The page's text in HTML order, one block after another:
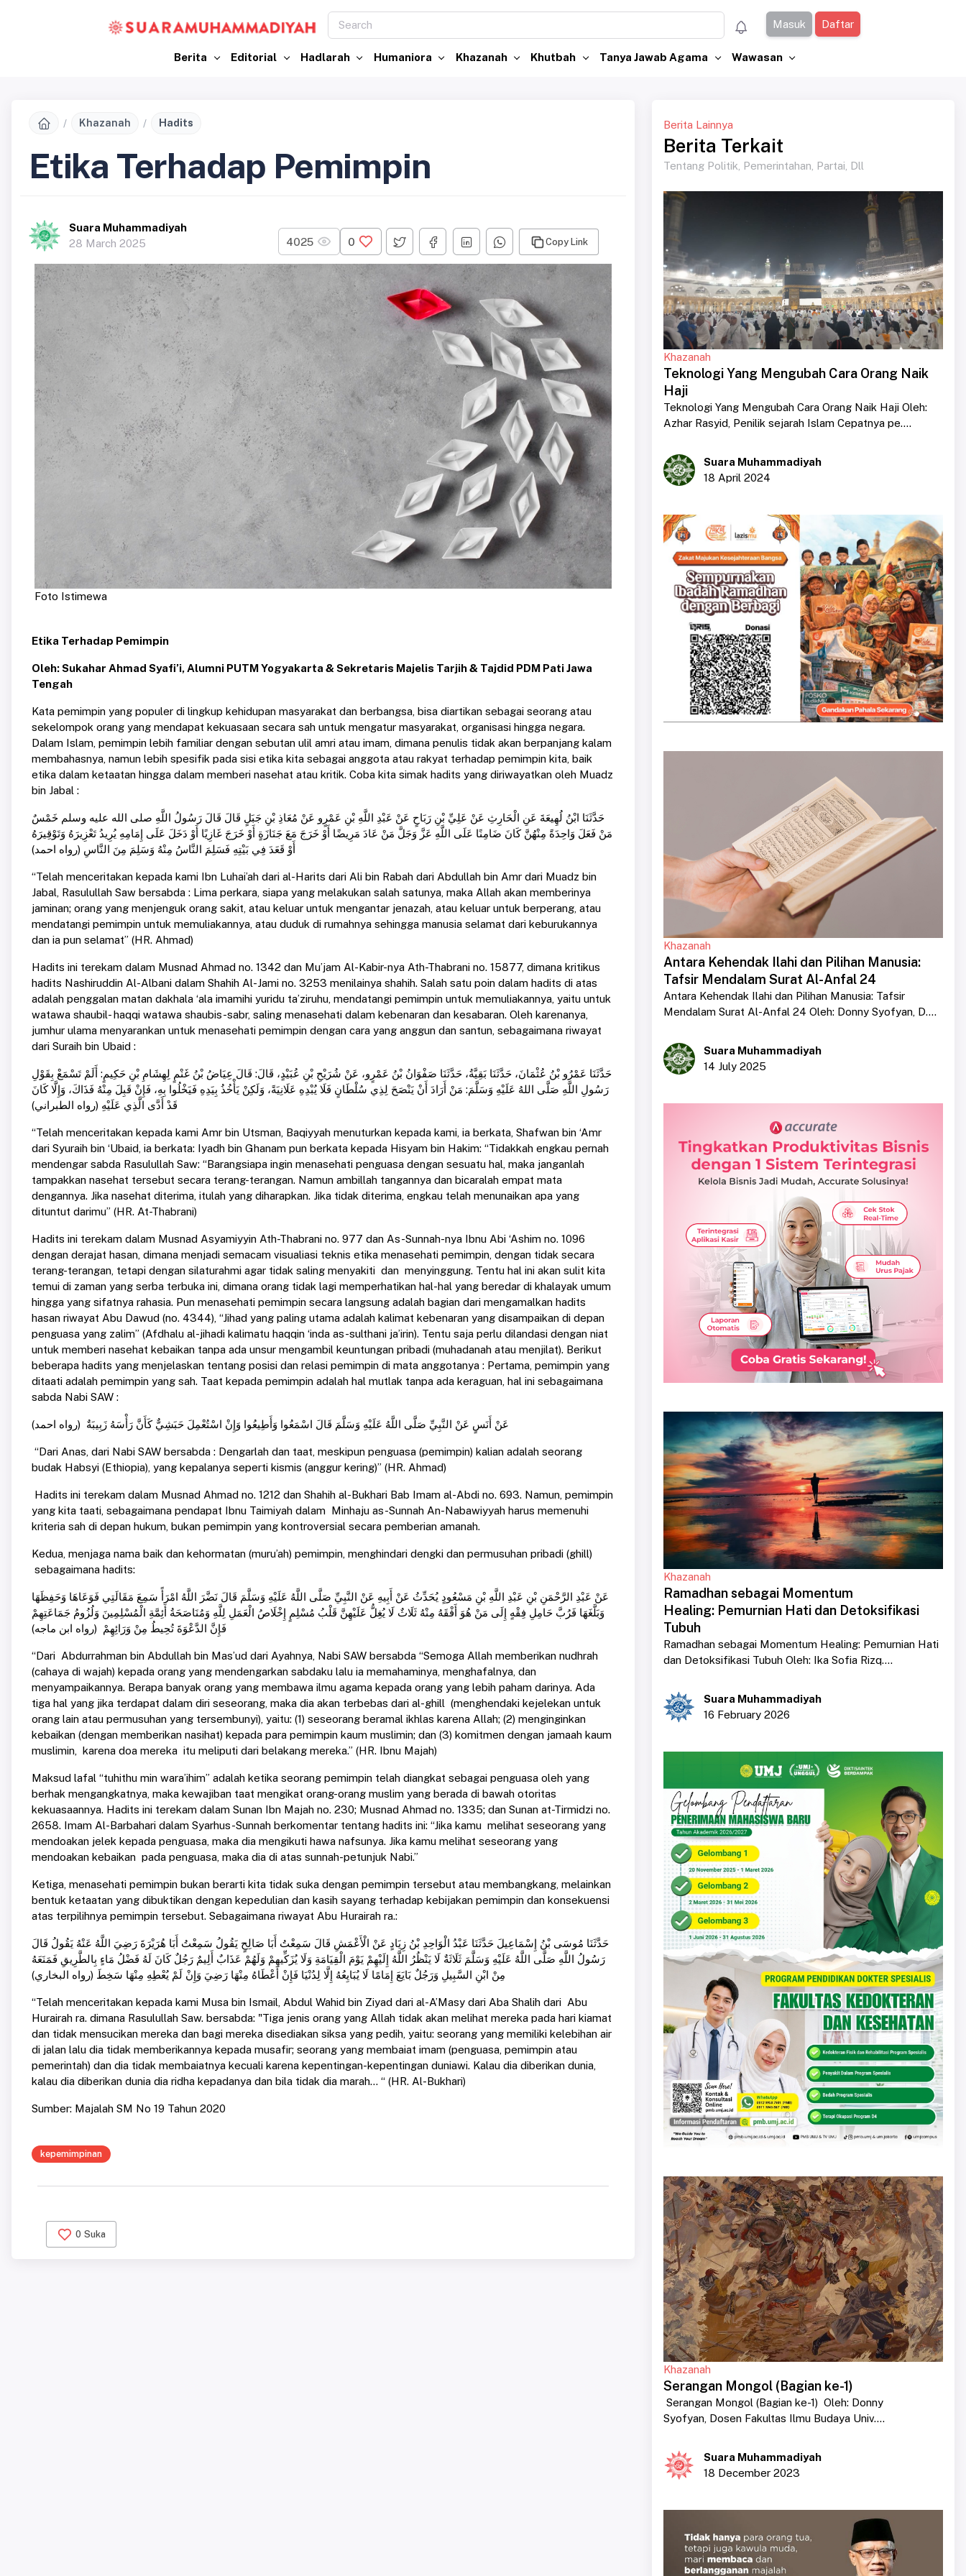
Masuk Daftar
Berita Editorial Hadlarah Humaniora Khazanah Khutbah Tanya Jawab Agama Wawasan
Khazanah Hadits
Etika Terhadap Pemimpin
Suara Muhammadiyah
28 March 2025
4025 0 Copy Link
Foto Istimewa
Etika Terhadap Pemimpin
Oleh: Sukahar Ahmad Syafi’i, Alumni PUTM Yogyakarta & Sekretaris Majelis Tarjih & Tajdid PDM Pati Jawa
Tengah
Kata pemimpin yang populer di lingkup kehidupan masyarakat dan berbangsa, bisa diartikan sebagai seorang atau
sekelompok orang yang mendapat kekuasaan secara sah untuk mengatur masyarakat, organisasi hingga negara.
Dalam Islam, pemimpin lebih familiar dengan sebutan ulil amri atau imam, dimana penulis tidak akan berpanjang kalam
membahasnya, namun lebih spesifik pada sisi etika kita sebagai anggota atau rakyat terhadap pemimpin kita, baik
etika dalam ketaatan hingga dalam memberi nasehat atau kritik. Coba kita simak hadits yang diriwayatkan oleh Muadz
bin Jabal :
حَدَّثَنَا ابْنُ لُهِيعَةَ عَنِ الْحَارِثِ عَنْ عَلِيِّ بْنِ رَبَاحٍ عَنْ عَبْدِ اللَّهِ بْنِ عَمْرٍو عَنْ مُعَاذِ بْنِ جَبَلٍ قَالَ قَالَ رَسُولُ اللَّهِ صلى الله عليه وسلم خَمْسٌ
مَنْ فَعَلَ وَاحِدَةً مِنْهُنَّ كَانَ ضَامِنًا عَلَى اللَّهِ عَزَّ وَجَلَّ مَنْ عَادَ مَرِيضًا أَوْ خَرَجَ مَعَ جَنَازَةٍ أَوْ خَرَجَ غَازِيًا أَوْ دَخَلَ عَلَى إِمَامِهِ يُرِيدُ تَعْزِيرَهُ وَتَوْقِيرَهُ
أَوْ قَعَدَ فِي بَيْتِهِ فَسَلِمَ النَّاسُ مِنْهُ وَسَلِمَ مِنَ النَّاسِ (رواه احمد)
“Telah menceritakan kepada kami Ibn Luhai’ah dari al-Harits dari Ali bin Rabah dari Abdullah bin Amr dari Muadz bin
Jabal, Rasulullah Saw bersabda : Lima perkara, siapa yang melakukan salah satunya, maka Allah akan memberinya
jaminan; orang yang menjenguk orang sakit, atau keluar untuk mengantar jenazah, atau keluar untuk berperang, atau
mendatangi pemimpin untuk memuliakannya, atau duduk di rumahnya sehingga manusia selamat dari keburukannya
dan ia pun selamat” (HR. Ahmad)
Hadits ini terekam dalam Musnad Ahmad no. 1342 dan Mu’jam Al-Kabir-nya Ath-Thabrani no. 15877, dimana kritikus
hadits Nashiruddin Al-Albani dalam Shahih Al-Jami no. 3253 menilainya shahih. Salah satu poin dalam hadits di atas
adalah penggalan matan dakhala ‘ala imamihi yuridu ta’ziruhu, mendatangi pemimpin untuk memuliakannya, yaitu untuk
watawa shaubil- haqqi watawa shaubis-sabr, saling menasehati dalam kebenaran dan kesabaran. Oleh karenanya,
jumhur ulama menyarankan untuk menasehati pemimpin dengan cara yang anggun dan santun, sebagaimana riwayat
dari Suraih bin Ubaid :
حَدَّثَنَا عَمْرُو بْنُ عُثْمَانَ، حَدَّثَنَا بَقِيَّةُ، حَدَّثَنَا صَفْوَانُ بْنُ عَمْرٍو، عَنْ شُرَيْحِ بْنِ عُبَيْدٍ، قَالَ: قَالَ عِيَاضُ بْنُ غَنْمٍ لِهِشَامِ بْنِ حَكِيمٍ: أَلَمْ تَسْمَعْ بِقَوْلِ
رَسُولِ اللَّهِ صَلَّى اللهُ عَلَيْهِ وَسَلَّمَ: مَنْ أَرَادَ أَنْ يَنْصَحَ لِذِي سُلْطَانٍ فَلَا يُبْدِهِ عَلَانِيَةً، وَلَكِنْ يَأْخُذُ بِيَدِهِ فَيَخْلُوا بِهِ، فَإِنْ قَبِلَ مِنْهُ فَذَاكَ، وَإِلَّا كَانَ
قَدْ أَدَّى الَّذِي عَلَيْهِ (رواه الطبراني)
“Telah menceritakan kepada kami Amr bin Utsman, Baqiyyah menuturkan kepada kami, ia berkata, Shafwan bin ‘Amr
dari Syuraih bin ‘Ubaid, ia berkata: Iyadh bin Ghanam pun berkata kepada Hisyam bin Hakim: “Tidakkah engkau pernah
mendengar sabda Rasulullah Saw: “Barangsiapa ingin menasehati penguasa dengan sesuatu hal, maka janganlah
tampakkan nasehat tersebut secara terang-terangan. Namun ambillah tangannya dan bicaralah empat mata
dengannya. Jika nasehat diterima, itulah yang diharapkan. Jika tidak diterima, engkau telah menunaikan apa yang
dituntut darimu” (HR. At-Thabrani)
Hadits ini terekam dalam Musnad Asyamiyyin Ath-Thabrani no. 977 dan As-Sunnah-nya Ibnu Abi ‘Ashim no. 1096
dengan derajat hasan, dimana menjadi semacam visualiasi teknis etika menasehati pemimpin, dengan tidak secara
terang-terangan, tetapi dengan silaturahmi agar tidak saling menyakiti dan menyinggung. Tentu hal ini akan sulit kita
temui di zaman yang serba terbuka ini, dimana orang tidak lagi memperhatikan hal-hal yang beredar di khalayak umum
hingga yang sifatnya rahasia. Pun menasehati pemimpin secara langsung adalah bagian dari mengamalkan hadits
hasan riwayat Abu Dawud (no. 4344), “Jihad yang paling utama adalah kalimat kebenaran yang disampaikan di depan
penguasa yang zalim” (Afdhalu al-jihadi kalimatu haqqin ‘inda as-sulthani ja’irin). Tentu saja perlu dilandasi dengan niat
untuk memberi nasehat kebaikan tanpa ada unsur mengambil keuntungan pribadi (muhadanah atau menjilat). Berikut
beberapa hadits yang menjelaskan tentang posisi dan relasi pemimpin di mata anggotanya : Pertama, pemimpin yang
ditaati adalah pemimpin yang sah. Taat kepada pemimpin adalah hal mutlak tanpa ada keraguan, hal ini sebagaimana
sabda Nabi SAW :
عَنْ أَنَسٍ عَنْ النَّبِيِّ صَلَّى اللَّهُ عَلَيْهِ وَسَلَّمَ قَالَ اسْمَعُوا وَأَطِيعُوا وَإِنْ اسْتُعْمِلَ حَبَشِيٌّ كَأَنَّ رَأْسَهُ زَبِيبَةٌ (رواه احمد)
“Dari Anas, dari Nabi SAW bersabda : Dengarlah dan taat, meskipun penguasa (pemimpin) kalian adalah seorang
budak Habsyi (Ethiopia), yang kepalanya seperti kismis (anggur kering)” (HR. Ahmad)
Hadits ini terekam dalam Musnad Ahmad no. 1212 dan Shahih al-Bukhari Bab Imam al-Abdi no. 693. Namun, pemimpin
yang kita taati, sebagaimana pendapat Ibnu Taimiyah dalam Minhaju as-Sunnah An-Nabawiyyah harus memenuhi
kriteria sah di depan hukum, bukan pemimpin yang kontroversial secara pemberian amanah.
Kedua, menjaga nama baik dan kehormatan (muru’ah) pemimpin, menghindari dengki dan permusuhan pribadi (ghill)
sebagaimana hadits:
عَنْ عَبْدِ الرَّحْمَنِ بْنِ عَبْدِ اللَّهِ بْنِ مَسْعُودٍ يُحَدِّثُ عَنْ أَبِيهِ عَنْ النَّبِيِّ صَلَّى اللَّهُ عَلَيْهِ وَسَلَّمَ قَالَ نَضَّرَ اللَّهُ امْرَأً سَمِعَ مَقَالَتِي فَوَعَاهَا وَحَفِظَهَا
وَبَلَّغَهَا فَرُبَّ حَامِلِ فِقْهٍ إِلَى مَنْ هُوَ أَفْقَهُ مِنْهُ ثَلَاثٌ لَا يُغِلُّ عَلَيْهِنَّ قَلْبُ مُسْلِمٍ إِخْلَاصُ الْعَمَلِ لِلَّهِ وَمُنَاصَحَةُ أَئِمَّةِ الْمُسْلِمِينَ وَلُزُومُ جَمَاعَتِهِمْ
فَإِنَّ الدَّعْوَةَ تُحِيطُ مِنْ وَرَائِهِمْ (رواه ابن ماجه)
“Dari Abdurrahman bin Abdullah bin Mas’ud dari Ayahnya, Nabi SAW bersabda “Semoga Allah memberikan nudhrah
(cahaya di wajah) kepada orang yang mendengarkan sabdaku lalu ia memahaminya, menghafalnya, dan
menyampaikannya. Berapa banyak orang yang membawa ilmu agama kepada orang yang lebih paham darinya. Ada
tiga hal yang jika terdapat dalam diri seseorang, maka dia akan terbebas dari al-ghill (menghendaki kejelekan untuk
orang lain atau permusuhan yang tersembunyi), yaitu: (1) seseorang beramal ikhlas karena Allah; (2) menginginkan
kebaikan (dengan memberikan nasihat) kepada para pemimpin kaum muslimin; dan (3) komitmen dengan jamaah kaum
muslimin, karena doa mereka itu meliputi dari belakang mereka.” (HR. Ibnu Majah)
Maksud lafal “tuhithu min wara’ihim” adalah ketika seorang pemimpin telah diangkat sebagai penguasa oleh yang
berhak mengangkatnya, maka kewajiban taat mengikat orang-orang muslim yang berada di bawah otoritas
kekuasaannya. Hadits ini terekam dalam Sunan Ibn Majah no. 230; Musnad Ahmad no. 1335; dan Sunan at-Tirmidzi no.
2658. Imam Al-Barbahari dalam Syarhus-Sunnah berkomentar tentang hadits ini: “Jika kamu melihat seseorang yang
mendoakan jelek kepada penguasa, maka dia mengikuti hawa nafsunya. Jika kamu melihat seseorang yang
mendoakan kebaikan pada penguasa, maka dia di atas sunnah-petunjuk Nabi.”
Ketiga, menasehati pemimpin bukan berarti kita tidak suka dengan pemimpin tersebut atau membangkang, melainkan
bentuk ketaatan yang dibuktikan dengan kepedulian dan kasih sayang terhadap kebijakan pemimpin dan konsekuensi
atas terpilihnya pemimpin tersebut. Sebagaimana riwayat Abu Hurairah ra.:
حَدَّثَنَا مُوسَى بْنُ إِسْمَاعِيلَ حَدَّثَنَا عَبْدُ الْوَاحِدِ بْنُ زِيَادٍ عَنْ الْأَعْمَشِ قَالَ سَمِعْتُ أَبَا صَالِحٍ يَقُولُ سَمِعْتُ أَبَا هُرَيْرَةَ رَضِيَ اللَّهُ عَنْهُ يَقُولُ قَالَ
رَسُولُ اللَّهِ صَلَّى اللَّهُ عَلَيْهِ وَسَلَّمَ ثَلَاثَةٌ لَا يَنْظُرُ اللَّهُ إِلَيْهِمْ يَوْمَ الْقِيَامَةِ وَلَا يُزَكِّيهِمْ وَلَهُمْ عَذَابٌ أَلِيمٌ رَجُلٌ كَانَ لَهُ فَضْلُ مَاءٍ بِالطَّرِيقِ فَمَنَعَهُ
مِنْ ابْنِ السَّبِيلِ وَرَجُلٌ بَايَعَ إِمَامًا لَا يُبَايِعُهُ إِلَّا لِدُنْيَا فَإِنْ أَعْطَاهُ مِنْهَا رَضِيَ وَإِنْ لَمْ يُعْطِهِ مِنْهَا سَخِطَ (رواه البخاري)
“Telah menceritakan kepada kami Musa bin Ismail, Abdul Wahid bin Ziyad dari al-A’Masy dari Aba Shalih dari Abu
Hurairah ra. dimana Rasulullah Saw. bersabda: "Tiga jenis orang yang Allah tidak akan melihat mereka pada hari kiamat
dan tidak mensucikan mereka dan bagi mereka disediakan siksa yang pedih, yaitu: seorang yang memiliki kelebihan air
di jalan lalu dia tidak memberikannya kepada musafir; seorang yang membaiat imam (penguasa, pemimpin atau
pemerintah) dan dia tidak membaiatnya kecuali karena kepentingan-kepentingan duniawi. Kalau dia diberikan dunia,
kalau dia diberikan dunia dia ridha kepadanya dan bila tidak dia marah… “ (HR. Al-Bukhari)
Sumber: Majalah SM No 19 Tahun 2020
kepemimpinan
0 Suka
Berita Lainnya
Berita Terkait
Tentang Politik, Pemerintahan, Partai, Dll
Khazanah
Teknologi Yang Mengubah Cara Orang Naik
Haji
Teknologi Yang Mengubah Cara Orang Naik Haji Oleh:
Azhar Rasyid, Penilik sejarah Islam Cepatnya pe....
Suara Muhammadiyah
18 April 2024
Khazanah
Antara Kehendak Ilahi dan Pilihan Manusia:
Tafsir Mendalam Surat Al-Anfal 24
Antara Kehendak Ilahi dan Pilihan Manusia: Tafsir
Mendalam Surat Al-Anfal 24 Oleh: Donny Syofyan, D....
Suara Muhammadiyah
14 July 2025
Khazanah
Ramadhan sebagai Momentum
Healing: Pemurnian Hati dan Detoksifikasi
Tubuh
Ramadhan sebagai Momentum Healing: Pemurnian Hati
dan Detoksifikasi Tubuh Oleh: Ika Sofia Rizq....
Suara Muhammadiyah
16 February 2026
Khazanah
Serangan Mongol (Bagian ke-1)
Serangan Mongol (Bagian ke-1) Oleh: Donny
Syofyan, Dosen Fakultas Ilmu Budaya Univ....
Suara Muhammadiyah
18 December 2023